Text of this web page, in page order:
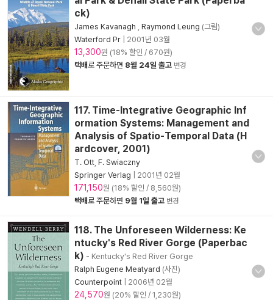
ck)
James Kavanagh Raymond Leung (그림)
Waterford Pr
2001년 03월
13,300원 (18% 할인 / 670원)
택배로 주문하면 8월 24일 출고 변경
117. Time-Integrative Geographic Inf
ormation Systems: Management and
Analysis of Spatio-Temporal Data (H
ardcover, 2001)
T. Ott F. Swiaczny
Springer Verlag
2001년 02월
171,150원 (18% 할인 / 8,560원)
택배로 주문하면 9월 1일 출고 변경
118. The Unforeseen Wilderness: Ke
ntucky's Red River Gorge (Paperbac
k) - Kentucky's Red River Gorge
Ralph Eugene Meatyard (사진)
Counterpoint
2006년 02월
24,570원 (20% 할인 / 1,230원)